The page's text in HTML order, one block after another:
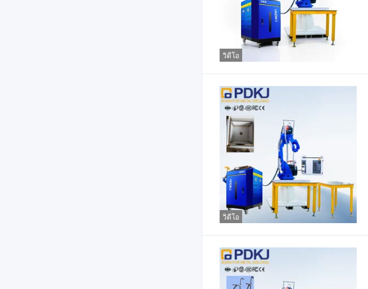
วิดีโอ
วิดีโอ